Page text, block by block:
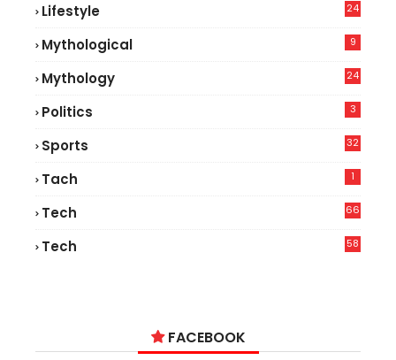
Lifestyle
24
Mythological 9
Mythology 24
Politics 3
Sports 32
Tach 1
Tech
66
Tech
58
FACEBOOK